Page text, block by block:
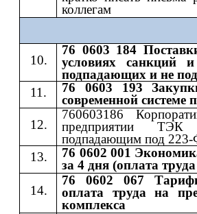
коллегам
76 0603 184
условиях санкций
подпадающих и не
76 0603 193
современной системе
760603186
предприятии
подпадающим под
76 0602 001
за 4 дня (оплата
76 0602 067
оплата труда на
комплекса